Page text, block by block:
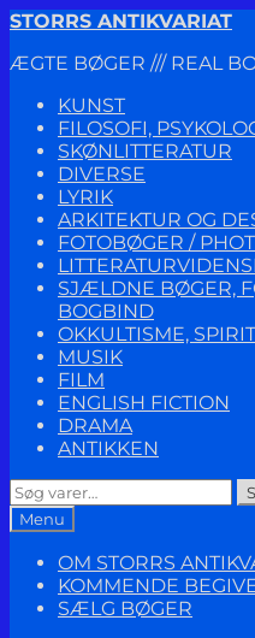
Spring
navigation
Spring
indhold
STORRS ANTIKVARIAT
ÆGTE BØGER /// REAL
KUNST
FILOSOFI,
SKØNLITTERATUR
DIVERSE
LYRIK
ARKITEKTUR OG
FOTOBØGER /
SJÆLDNE BØGER,
BOGBIND
OKKULTISME,
MUSIK
FILM
ENGLISH FICTION
DRAMA
ANTIKKEN
Søg
efter:
Menu
OM STORRS
KOMMENDE
SÆLG BØGER